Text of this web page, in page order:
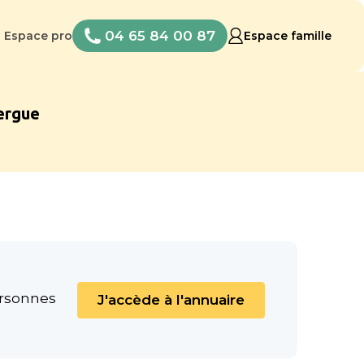
Espace pro 04 65 84 00 87 Espace famille
J'accède à l'annuaire